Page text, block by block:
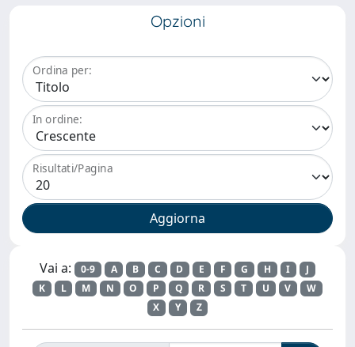
Opzioni
Ordina per:
In ordine:
Risultati/Pagina
Vai a: 0-9 A B C D E F G H I
J
K
L M N O P Q R S T U V
W
X
Y Z